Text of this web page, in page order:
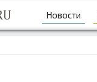
Новости